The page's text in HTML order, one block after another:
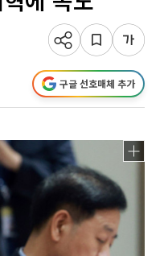
구글 선호매체 추가